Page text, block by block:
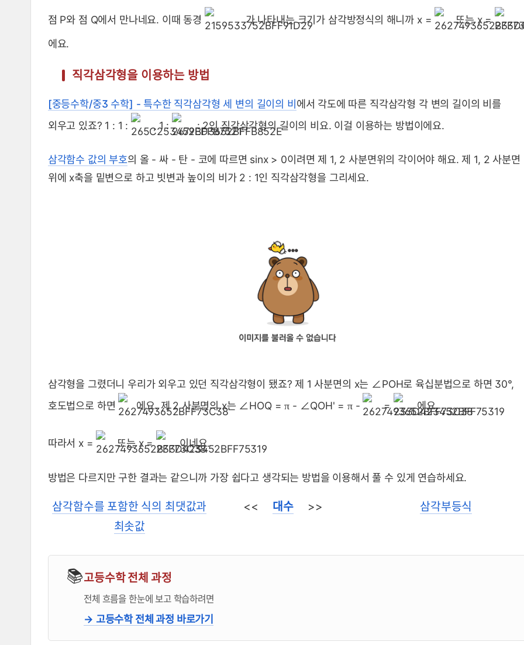
점 P와 점 Q에서 만나네요. 이때 동경 가 나타내는 크기가 삼각방정식의 해니까 x =
또는 x =
에요.
직각삼각형을 이용하는 방법
[중등수학/중3 수학] - 특수한 직각삼각형 세 변의 길이의 비 에서 각도에 따른 직각삼각형 각 변의 길이의 비를
외우고 있죠? 1 : 1 :
, 1 : : 2인 직각삼각형의 길이의 비요. 이걸 이용하는 방법이에요.
삼각함수 값의 부호의 올 - 싸 - 탄 - 코에 따르면 sinx > 0이려면 제 1, 2 사분면위의 각이어야 해요. 제 1, 2 사분면
위에 x축을 밑변으로 하고 빗변과 높이의 비가 2 : 1인 직각삼각형을 그리세요.
삼각형을 그렸더니 우리가 외우고 있던 직각삼각형이 됐죠? 제 1 사분면의 x는 ∠POH로 육십분법으로 하면 30°,
호도법으로 하면
에요. 제 2 사분면의 x는 ∠HOQ =π - ∠QOH' =π- = 에요.
따라서 x = 또는 x = 이네요.
방법은 다르지만 구한 결과는 같으니까 가장 쉽다고 생각되는 방법을 이용해서 풀 수 있게 연습하세요.
삼각함수를 포함한 식의 최댓값과
최솟값
<< 대수>> 삼각부등식
📚고등수학 전체 과정
전체 흐름을 한눈에 보고 학습하려면
→ 고등수학 전체 과정 바로가기